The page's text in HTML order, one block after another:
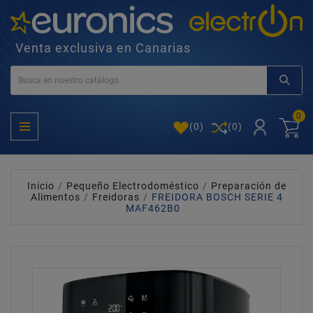
Venta exclusiva en Canarias
(0) (0)
0
Inicio Pequeño Electrodoméstico
Preparación de
Alimentos
Freidoras
FREIDORA BOSCH SERIE 4
MAF462B0